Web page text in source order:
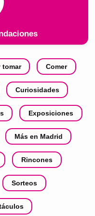
tomar Comer
Curiosidades
Exposiciones
Más en Madrid
Rincones
Sorteos